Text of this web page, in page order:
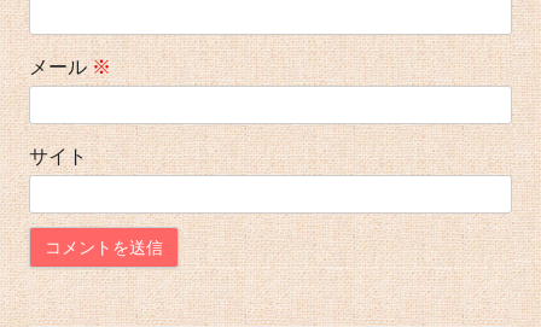
メール※
サイト